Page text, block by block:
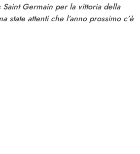
Saint Germain per la vittoria della
state attenti che l’anno prossimo c’è